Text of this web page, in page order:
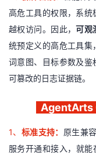
高危工具的权限，系
越权访问。因此，可观
统预定义的高危工具
词意图、目标参数及
可篡改的日志证据链。
AgentArts
1、 标准支持： 原生兼
服务开通和接入，就